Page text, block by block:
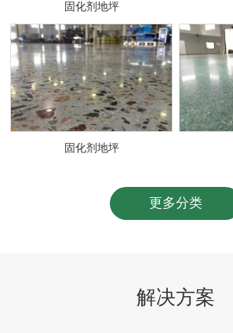
固化剂地坪
固化剂地坪
更多分类
解决方案